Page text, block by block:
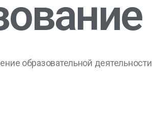
образовательной деятельности